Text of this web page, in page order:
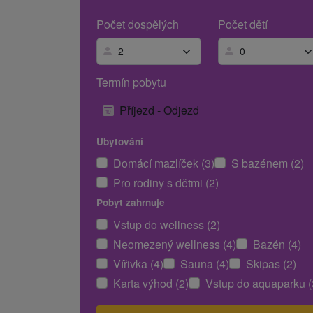
Počet dospělých
Počet dětí
Termín pobytu
Příjezd - Odjezd
Ubytování
Domácí mazlíček (3)
S bazénem (2)
Pro rodiny s dětmi (2)
Pobyt zahrnuje
Vstup do wellness (2)
Neomezený wellness (4)
Bazén (4)
Vířivka (4)
Sauna (4)
Skipas (2)
Karta výhod (2)
Vstup do aquaparku